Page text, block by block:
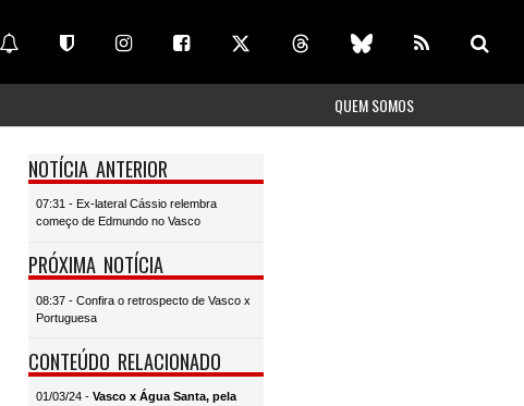
QUEM SOMOS
NOTÍCIA ANTERIOR
07:31 - Ex-lateral Cássio relembra
começo de Edmundo no Vasco
PRÓXIMA NOTÍCIA
08:37 - Confira o retrospecto de Vasco x
Portuguesa
CONTEÚDO RELACIONADO
01/03/24 - Vasco x Água Santa, pela